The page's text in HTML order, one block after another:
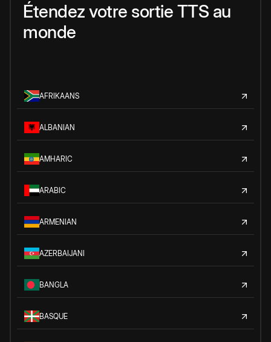
Étendez votre sortie TTS au
monde
AFRIKAANS
ALBANIAN
AMHARIC
ARABIC
ARMENIAN
AZERBAIJANI
BANGLA
BASQUE